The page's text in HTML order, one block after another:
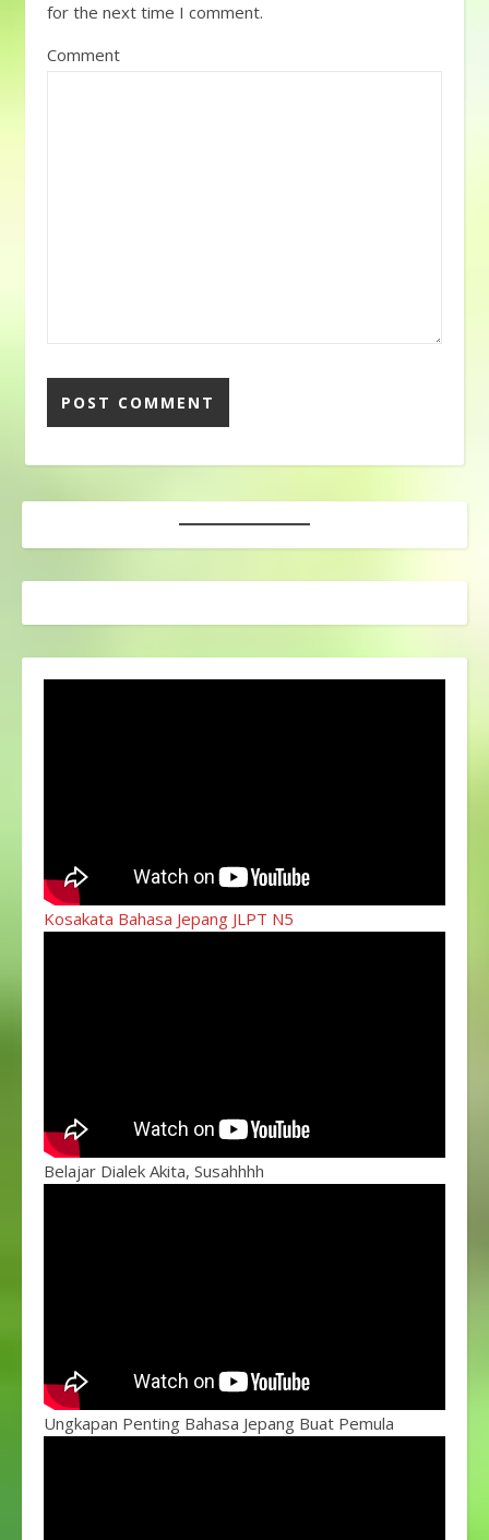
for the next time I comment.
Comment
Kosakata Bahasa Jepang JLPT N5
Belajar Dialek Akita, Susahhhh
Ungkapan Penting Bahasa Jepang Buat Pemula